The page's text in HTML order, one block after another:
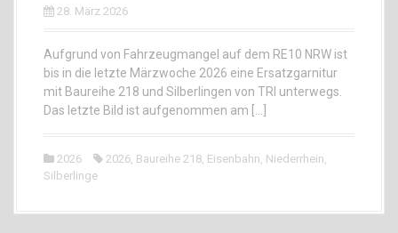
28. März 2026
Aufgrund von Fahrzeugmangel auf dem RE10 NRW ist
bis in die letzte Märzwoche 2026 eine Ersatzgarnitur
mit Baureihe 218 und Silberlingen von TRI unterwegs.
Das letzte Bild ist aufgenommen am […]
2026 2026, Baureihe 218, Eisenbahn, Niederrhein,
Silberlinge